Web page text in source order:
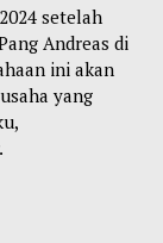
setelah
Andreas di
ini akan
yang